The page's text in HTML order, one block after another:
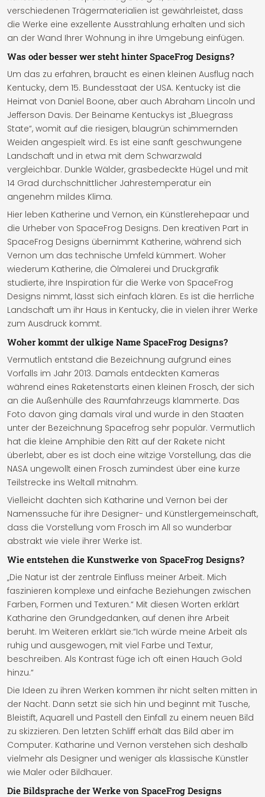
verschiedenen Trägermaterialien ist gewährleistet, dass
die Werke eine exzellente Ausstrahlung erhalten und sich
an der Wand Ihrer Wohnung in ihre Umgebung einfügen.
Was oder besser wer steht hinter SpaceFrog Designs?
Um das zu erfahren, braucht es einen kleinen Ausflug nach
Kentucky, dem 15. Bundesstaat der USA. Kentucky ist die
Heimat von Daniel Boone, aber auch Abraham Lincoln und
Jefferson Davis. Der Beiname Kentuckys ist „Bluegrass
State“, womit auf die riesigen, blaugrün schimmernden
Weiden angespielt wird. Es ist eine sanft geschwungene
Landschaft und in etwa mit dem Schwarzwald
vergleichbar. Dunkle Wälder, grasbedeckte Hügel und mit
14 Grad durchschnittlicher Jahrestemperatur ein
angenehm mildes Klima.
Hier leben Katherine und Vernon, ein Künstlerehepaar und
die Urheber von SpaceFrog Designs. Den kreativen Part in
SpaceFrog Designs übernimmt Katherine, während sich
Vernon um das technische Umfeld kümmert. Woher
wiederum Katherine, die Ölmalerei und Druckgrafik
studierte, ihre Inspiration für die Werke von SpaceFrog
Designs nimmt, lässt sich einfach klären. Es ist die herrliche
Landschaft um ihr Haus in Kentucky, die in vielen ihrer Werke
zum Ausdruck kommt.
Woher kommt der ulkige Name SpaceFrog Designs?
Vermutlich entstand die Bezeichnung aufgrund eines
Vorfalls im Jahr 2013. Damals entdeckten Kameras
während eines Raketenstarts einen kleinen Frosch, der sich
an die Außenhülle des Raumfahrzeugs klammerte. Das
Foto davon ging damals viral und wurde in den Staaten
unter der Bezeichnung Spacefrog sehr populär. Vermutlich
hat die kleine Amphibie den Ritt auf der Rakete nicht
überlebt, aber es ist doch eine witzige Vorstellung, das die
NASA ungewollt einen Frosch zumindest über eine kurze
Teilstrecke ins Weltall mitnahm.
Vielleicht dachten sich Katharine und Vernon bei der
Namenssuche für ihre Designer- und Künstlergemeinschaft,
dass die Vorstellung vom Frosch im All so wunderbar
abstrakt wie viele ihrer Werke ist.
Wie entstehen die Kunstwerke von SpaceFrog Designs?
„Die Natur ist der zentrale Einfluss meiner Arbeit. Mich
faszinieren komplexe und einfache Beziehungen zwischen
Farben, Formen und Texturen.“ Mit diesen Worten erklärt
Katharine den Grundgedanken, auf denen ihre Arbeit
beruht. Im Weiteren erklärt sie:“Ich würde meine Arbeit als
ruhig und ausgewogen, mit viel Farbe und Textur,
beschreiben. Als Kontrast füge ich oft einen Hauch Gold
hinzu.“
Die Ideen zu ihren Werken kommen ihr nicht selten mitten in
der Nacht. Dann setzt sie sich hin und beginnt mit Tusche,
Bleistift, Aquarell und Pastell den Einfall zu einem neuen Bild
zu skizzieren. Den letzten Schliff erhält das Bild aber im
Computer. Katharine und Vernon verstehen sich deshalb
vielmehr als Designer und weniger als klassische Künstler
wie Maler oder Bildhauer.
Die Bildsprache der Werke von SpaceFrog Designs